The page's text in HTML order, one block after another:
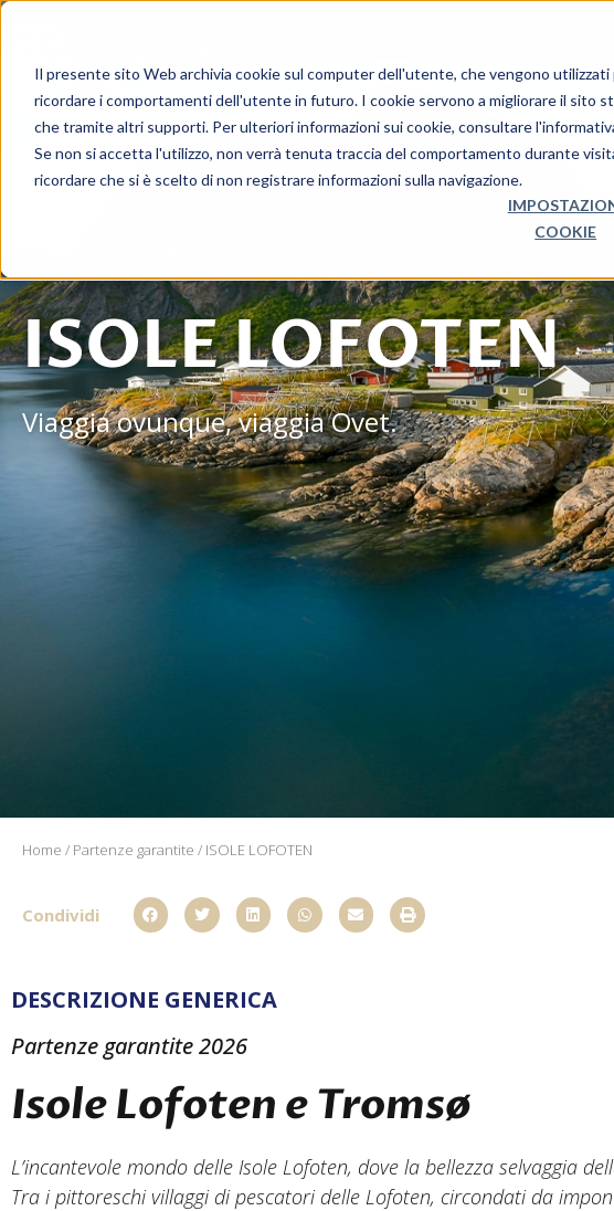
Il presente sito Web archivia cookie sul computer dell'utente, che vengono
ricordare i comportamenti dell'utente in futuro. I cookie servono a migliorare il sito
che tramite altri supporti. Per ulteriori informazioni sui cookie, consultare
Se non si accetta l'utilizzo, non verrà tenuta traccia del comportamento durante
ricordare che si è scelto di non registrare informazioni sulla navigazione.
COOKIE
Viaggi Nozze I
ISOLE LOFOTEN
Viaggia ovunque, viaggia Ovet.
Home / Partenze garantite / ISOLE LOFOTEN
Condividi
DESCRIZIONE GENERICA
Partenze garantite 2026
Isole Lofoten e Tromsø
L’incantevole mondo delle Isole Lofoten, dove la bellezza selvaggia
Tra i pittoreschi villaggi di pescatori delle Lofoten, circondati da